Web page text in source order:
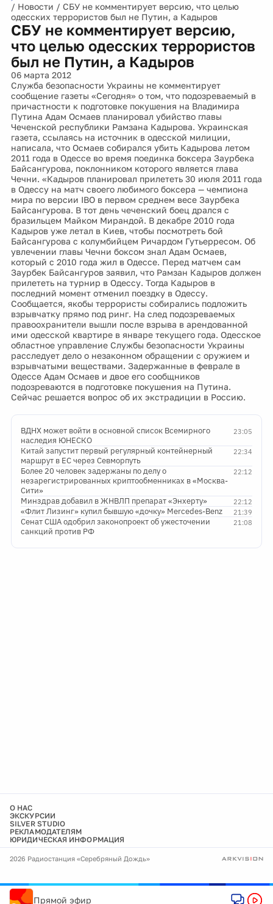
/ Новости / СБУ не комментирует версию, что целью
одесских террористов был не Путин, а Кадыров
СБУ не комментирует версию,
что целью одесских террористов
был не Путин, а Кадыров
06 марта 2012
Служба безопасности Украины не комментирует
сообщение газеты «Сегодня» о том, что подозреваемый в
причастности к подготовке покушения на Владимира
Путина Адам Осмаев планировал убийство главы
Чеченской республики Рамзана Кадырова. Украинская
газета, ссылаясь на источник в одесской милиции,
написала, что Осмаев собирался убить Кадырова летом
2011 года в Одессе во время поединка боксера Заурбека
Байсангурова, поклонником которого является глава
Чечни. «Кадыров планировал прилететь 30 июля 2011 года
в Одессу на матч своего любимого боксера — чемпиона
мира по версии IBO в первом среднем весе Заурбека
Байсангурова. В тот день чеченский боец дрался с
бразильцем Майком Мирандой. В декабре 2010 года
Кадыров уже летал в Киев, чтобы посмотреть бой
Байсангурова с колумбийцем Ричардом Гутьерресом. Об
увлечении главы Чечни боксом знал Адам Осмаев,
который с 2010 года жил в Одессе. Перед матчем сам
Заурбек Байсангуров заявил, что Рамзан Кадыров должен
прилететь на турнир в Одессу. Тогда Кадыров в
последний момент отменил поездку в Одессу.
Сообщается, якобы террористы собирались подложить
взрывчатку прямо под ринг. На след подозреваемых
правоохранители вышли после взрыва в арендованной
ими одесской квартире в январе текущего года. Одесское
областное управление Службы безопасности Украины
расследует дело о незаконном обращении с оружием и
взрывчатыми веществами. Задержанные в феврале в
Одессе Адам Осмаев и двое его сообщников
подозреваются в подготовке покушения на Путина.
Сейчас решается вопрос об их экстрадиции в Россию.
23:05
ВДНХ может войти в основной список Всемирного
наследия ЮНЕСКО
22:34
Китай запустит первый регулярный контейнерный
маршрут в ЕС через Севморпуть
22:12
Более 20 человек задержаны по делу о
незарегистрированных криптообменниках в «Москва-
Сити»
22:12
Минздрав добавил в ЖНВЛП препарат «Энхерту»
21:39
«Флит Лизинг» купил бывшую «дочку» Mercedes-Benz
21:08
Сенат США одобрил законопроект об ужесточении
санкций против РФ
О НАС
ЭКСКУРСИИ
SILVER STUDIO
РЕКЛАМОДАТЕЛЯМ
ЮРИДИЧЕСКАЯ ИНФОРМАЦИЯ
2026 Радиостанция «Серебряный Дождь»
Прямой эфир